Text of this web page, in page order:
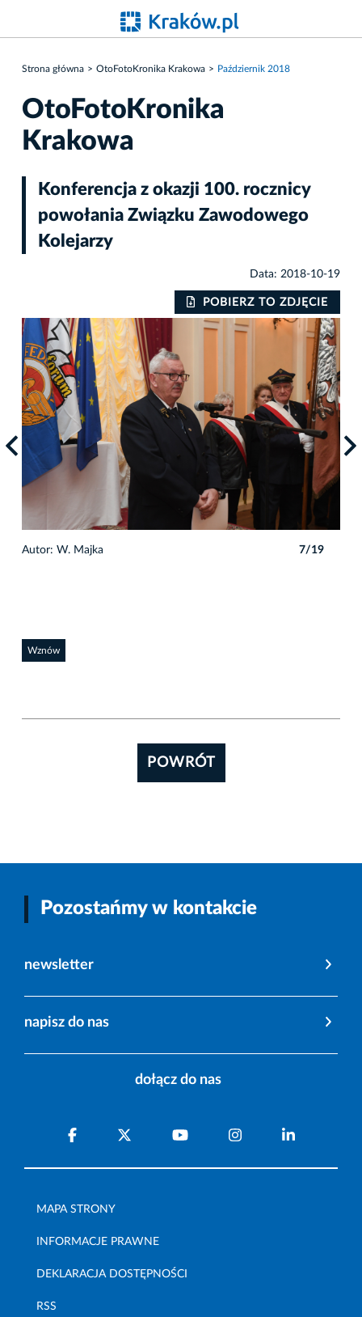
Strona główna OtoFotoKronika Krakowa Październik 2018
OtoFotoKronika
Krakowa
Konferencja z okazji 100. rocznicy
powołania Związku Zawodowego
Kolejarzy
Data: 2018-10-19
POBIERZ TO ZDJĘCIE
Autor: W. Majka 7/19
Wznów
POWRÓT
Pozostańmy w kontakcie
newsletter
napisz do nas
dołącz do nas
MAPA STRONY
INFORMACJE PRAWNE
DEKLARACJA DOSTĘPNOŚCI
RSS